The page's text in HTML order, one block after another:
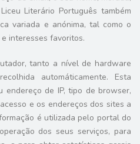
Literário Português também
variada e anónima, tal como o
interesses favoritos.
tanto a nível de hardware
automáticamente. Esta
endereço de IP, tipo de browser,
e os endereços dos sites a
é utilizada pelo portal do
dos seus serviços, para